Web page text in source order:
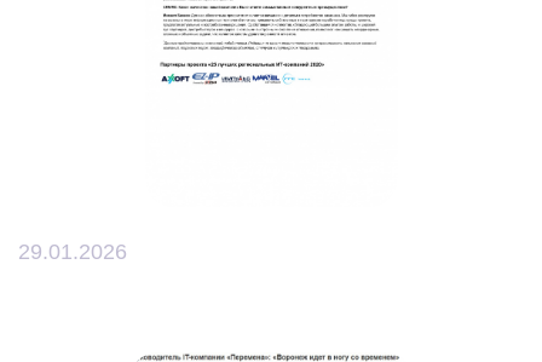
29.01.2026